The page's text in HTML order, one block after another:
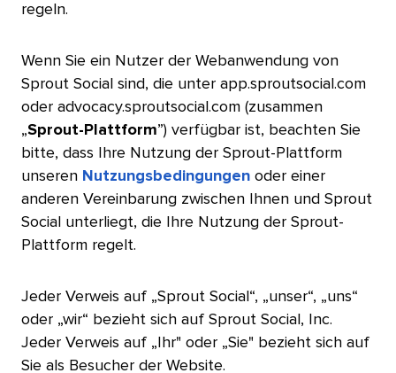
regeln.​​
Wenn Sie ein Nutzer der Webanwendung von
Sprout Social sind, die unter app.sproutsocial.com
oder advocacy.sproutsocial.com (zusammen
„Sprout-Plattform”) verfügbar ist, beachten Sie
bitte, dass Ihre Nutzung der Sprout-Plattform
unseren Nutzungsbedingungenoder einer
anderen Vereinbarung zwischen Ihnen und Sprout
Social unterliegt, die Ihre Nutzung der Sprout-
Plattform regelt.​​
Jeder Verweis auf „Sprout Social“, „unser“, „uns“
oder „wir“ bezieht sich auf Sprout Social, Inc.
Jeder Verweis auf „Ihr" oder „Sie" bezieht sich auf
Sie als Besucher der Website.​​